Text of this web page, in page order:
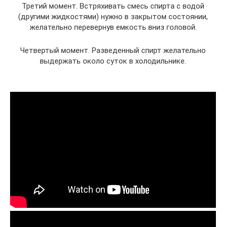
Третий момент. Встряхивать смесь спирта с водой
(другими жидкостями) нужно в закрытом состоянии,
желательно перевернув емкость вниз головой.
Четвертый момент. Разведенный спирт желательно
выдержать около суток в холодильнике.